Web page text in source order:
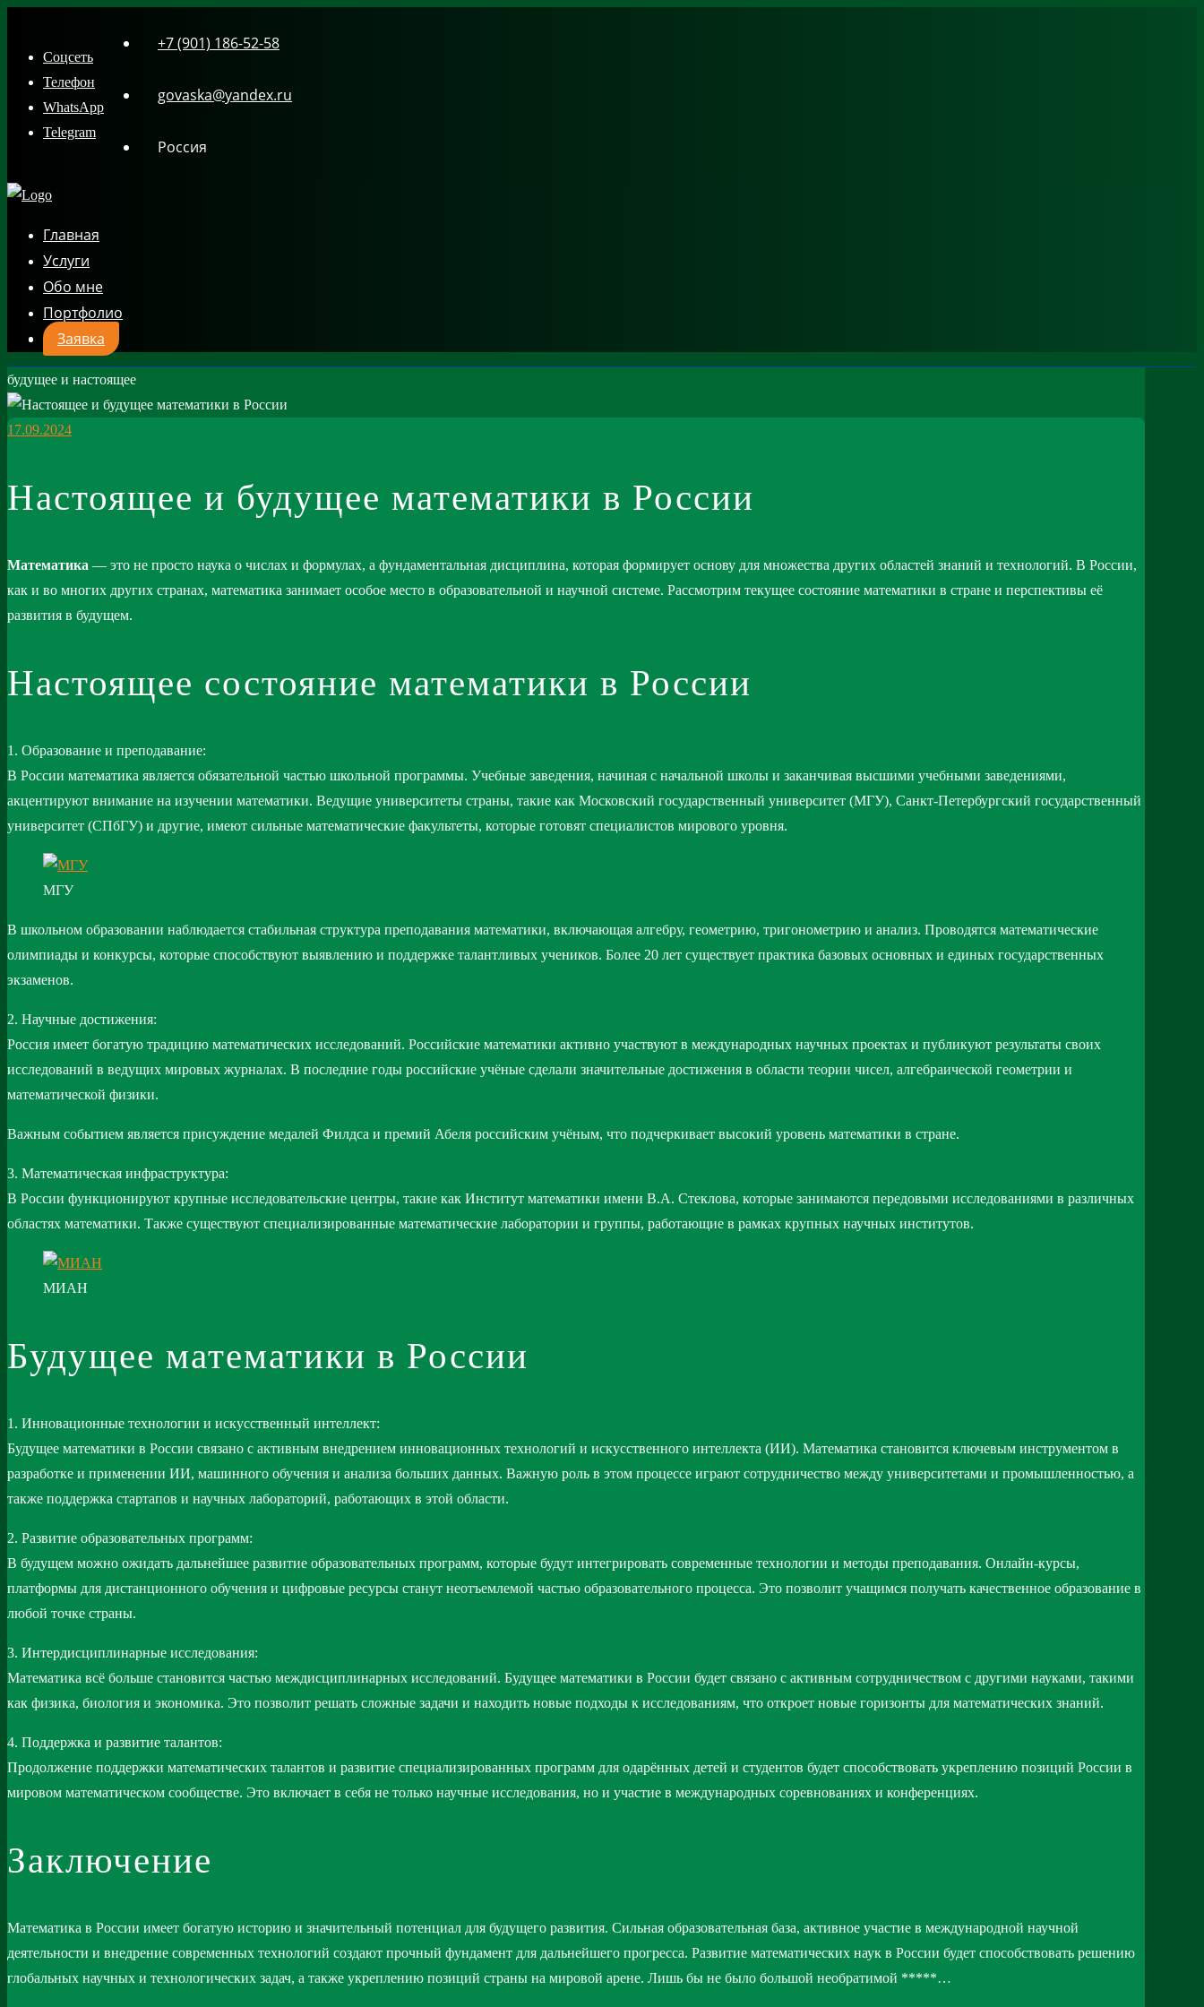
content
Соцсеть
Телефон
WhatsApp
Telegram
+7 (901) 186-52-58
govaska@yandex.ru
Россия
Главная
Услуги
Обо мне
Портфолио
Заявка
будущее и настоящее
17.09.2024
Настоящее и будущее математики в России
Математика — это не просто наука о числах и формулах, а фундаментальная дисциплина, которая формирует основу для множества других областей знаний и технологий. В России,
как и во многих других странах, математика занимает особое место в образовательной и научной системе. Рассмотрим текущее состояние математики в стране и перспективы её
развития в будущем.
Настоящее состояние математики в России
1. Образование и преподавание:
В России математика является обязательной частью школьной программы. Учебные заведения, начиная с начальной школы и заканчивая высшими учебными заведениями,
акцентируют внимание на изучении математики. Ведущие университеты страны, такие как Московский государственный университет (МГУ), Санкт-Петербургский государственный
университет (СПбГУ) и другие, имеют сильные математические факультеты, которые готовят специалистов мирового уровня.
МГУ
В школьном образовании наблюдается стабильная структура преподавания математики, включающая алгебру, геометрию, тригонометрию и анализ. Проводятся математические
олимпиады и конкурсы, которые способствуют выявлению и поддержке талантливых учеников. Более 20 лет существует практика базовых основных и единых государственных
экзаменов.
2. Научные достижения:
Россия имеет богатую традицию математических исследований. Российские математики активно участвуют в международных научных проектах и публикуют результаты своих
исследований в ведущих мировых журналах. В последние годы российские учёные сделали значительные достижения в области теории чисел, алгебраической геометрии и
математической физики.
Важным событием является присуждение медалей Филдса и премий Абеля российским учёным, что подчеркивает высокий уровень математики в стране.
3. Математическая инфраструктура:
В России функционируют крупные исследовательские центры, такие как Институт математики имени В.А. Стеклова, которые занимаются передовыми исследованиями в различных
областях математики. Также существуют специализированные математические лаборатории и группы, работающие в рамках крупных научных институтов.
МИАН
Будущее математики в России
1. Инновационные технологии и искусственный интеллект:
Будущее математики в России связано с активным внедрением инновационных технологий и искусственного интеллекта (ИИ). Математика становится ключевым инструментом в
разработке и применении ИИ, машинного обучения и анализа больших данных. Важную роль в этом процессе играют сотрудничество между университетами и промышленностью, а
также поддержка стартапов и научных лабораторий, работающих в этой области.
2. Развитие образовательных программ:
В будущем можно ожидать дальнейшее развитие образовательных программ, которые будут интегрировать современные технологии и методы преподавания. Онлайн-курсы,
платформы для дистанционного обучения и цифровые ресурсы станут неотъемлемой частью образовательного процесса. Это позволит учащимся получать качественное образование в
любой точке страны.
3. Интердисциплинарные исследования:
Математика всё больше становится частью междисциплинарных исследований. Будущее математики в России будет связано с активным сотрудничеством с другими науками, такими
как физика, биология и экономика. Это позволит решать сложные задачи и находить новые подходы к исследованиям, что откроет новые горизонты для математических знаний.
4. Поддержка и развитие талантов:
Продолжение поддержки математических талантов и развитие специализированных программ для одарённых детей и студентов будет способствовать укреплению позиций России в
мировом математическом сообществе. Это включает в себя не только научные исследования, но и участие в международных соревнованиях и конференциях.
Заключение
Математика в России имеет богатую историю и значительный потенциал для будущего развития. Сильная образовательная база, активное участие в международной научной
деятельности и внедрение современных технологий создают прочный фундамент для дальнейшего прогресса. Развитие математических наук в России будет способствовать решению
глобальных научных и технологических задач, а также укреплению позиций страны на мировой арене. Лишь бы не было большой необратимой *****…